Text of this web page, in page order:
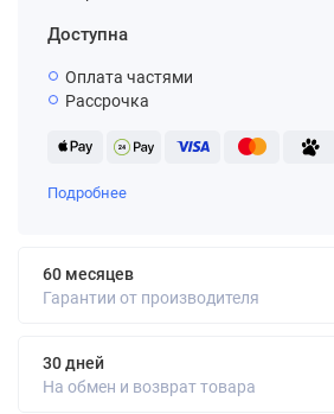
Доступна
Оплата частями
Рассрочка
Подробнее
60 месяцев
Гарантии от производителя
30 дней
На обмен и возврат товара